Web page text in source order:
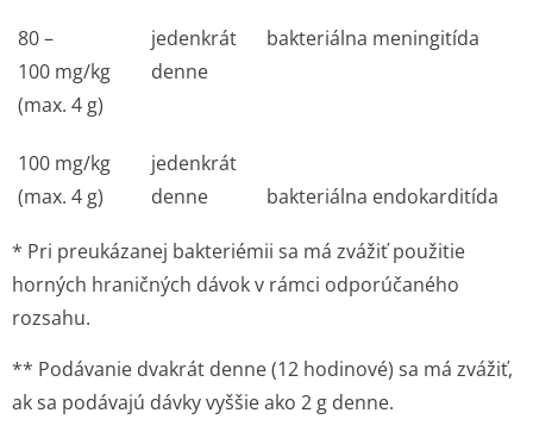
80 –
100 mg/kg
(max. 4 g)
jedenkrát
denne
bakteriálna meningitída
100 mg/kg
(max. 4 g)
jedenkrát
denne
bakteriálna endokarditída
* Pri preukázanej bakteriémii sa má zvážiť použitie
horných hraničných dávok v rámci odporúčaného
rozsahu.
** Podávanie dvakrát denne (12 hodinové) sa má zvážiť,
ak sa podávajú dávky vyššie ako 2 g denne.